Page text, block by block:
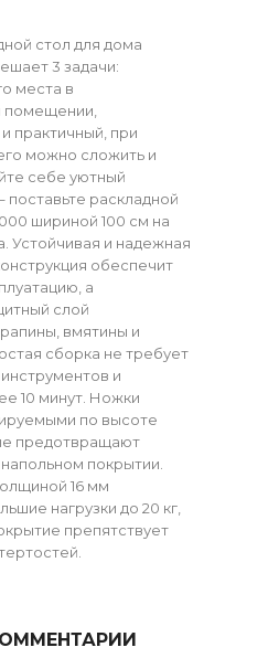
стол для дома
3 задачи:
места в
помещении,
практичный, при
можно сложить и
себе уютный
поставьте раскладной
шириной 100 см на
Устойчивая и надежная
обеспечит
а
слой
вмятины и
сборка не требует
и
10 минут. Ножки
по высоте
предотвращают
покрытии.
16 мм
нагрузки до 20 кг,
препятствует